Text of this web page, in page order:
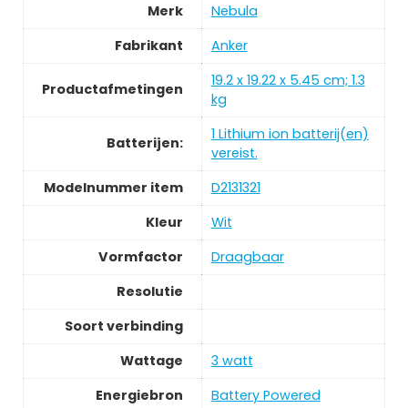
Merk
‎Nebula
Fabrikant
‎Anker
Productafmetingen
‎19.2 x 19.22 x 5.45 cm; 1.3
kg
Batterijen:
‎1 Lithium ion batterij(en)
vereist.
Modelnummer item
‎D2131321
Kleur
‎Wit
Vormfactor
‎Draagbaar
Resolutie
Soort verbinding
Wattage
‎3 watt
Energiebron
‎Battery Powered